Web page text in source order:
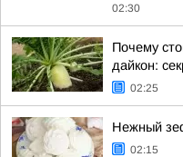
02:30
Почему
дайкон:
02:25
Нежный
02:15